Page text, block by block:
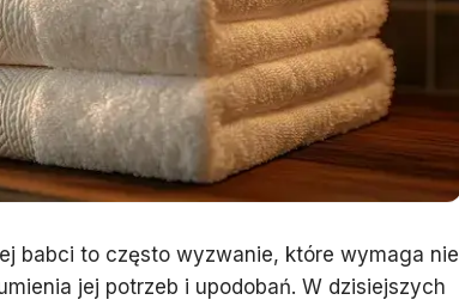
babci to często wyzwanie, które wymaga nie
jej potrzeb i upodobań. W dzisiejszych